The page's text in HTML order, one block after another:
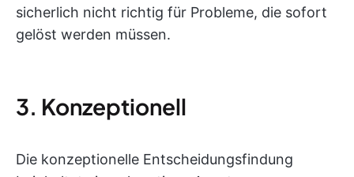
sicherlich nicht richtig für Probleme, die sofort
gelöst werden müssen.
3. Konzeptionell
Die konzeptionelle Entscheidungsfindung